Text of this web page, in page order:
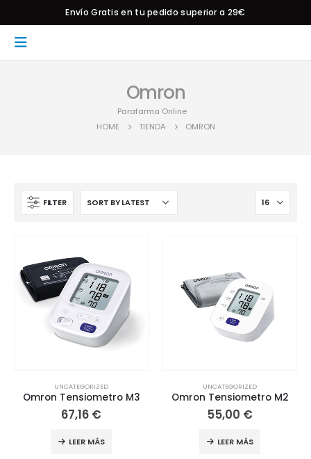
Envío Gratis en tu pedido superior a 29€
Omron
Parafarma Online
HOME
TIENDA OMRON
FILTER
UNCATEGORIZED
Omron Tensiometro M3
67,16 €
LEER MÁS
UNCATEGORIZED
Omron Tensiometro M2
55,00 €
LEER MÁS